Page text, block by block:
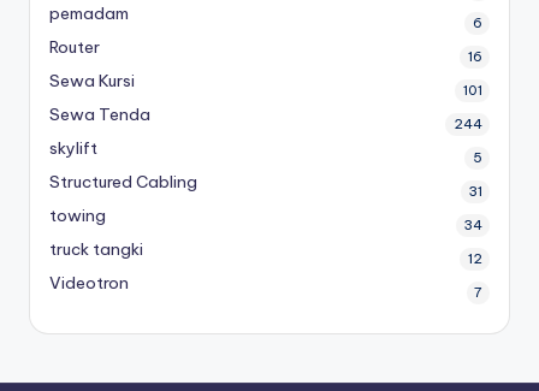
pemadam 6
Router 16
Sewa Kursi 101
Sewa Tenda 244
skylift 5
Structured Cabling 31
towing 34
truck tangki 12
Videotron 7